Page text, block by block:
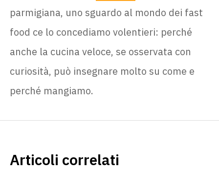
parmigiana, uno sguardo al mondo dei fast
food ce lo concediamo volentieri: perché
anche la cucina veloce, se osservata con
curiosità, può insegnare molto su come e
perché mangiamo.
Articoli correlati